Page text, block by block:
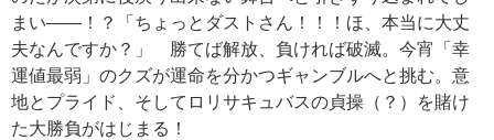
まい――！？「ちょっとダストさん！！！ほ、本当に大丈
夫なんですか？」 勝てば解放、負ければ破滅。今宵「幸
運値最弱」のクズが運命を分かつギャンブルへと挑む。意
地とプライド、そしてロリサキュバスの貞操（？）を賭け
た大勝負がはじまる！